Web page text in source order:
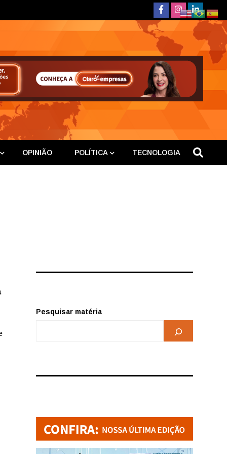
OPINIÃO POLÍTICA TECNOLOGIA
Pesquisar matéria